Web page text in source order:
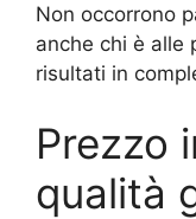
Non occorrono
anche chi è alle
risultati in
Prezzo
qualità